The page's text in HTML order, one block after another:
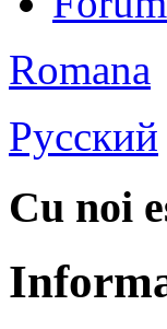
Romana
Русский
Cu noi